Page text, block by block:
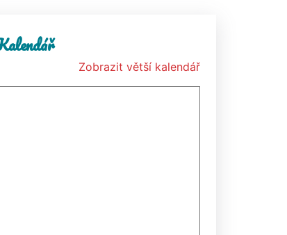
Zobrazit větší kalendář